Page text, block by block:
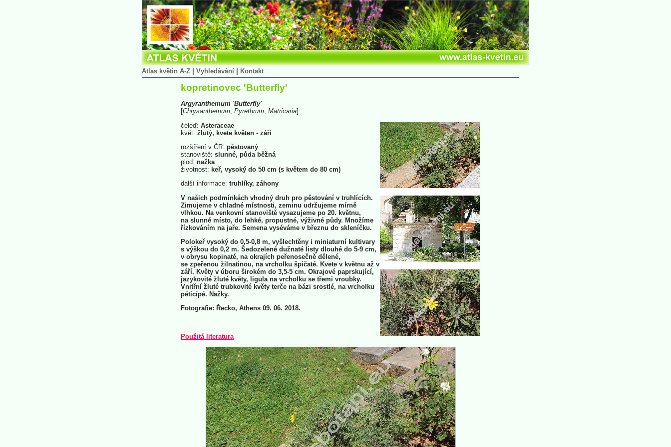
Atlas květin A-Z Vyhledávání Kontakt
kopretinovec 'Butterfly'
Argyranthemum 'Butterfly'
[Chrysanthemum, Pyrethrum, Matricaria]
čeleď: Asteraceae
květ: žlutý, kvete květen - září
rozšíření v ČR: pěstovaný
stanoviště: slunné, půda běžná
plod: nažka
životnost: keř, vysoký do 50 cm (s květem do 80 cm)
další informace: truhlíky, záhony
V našich podmínkách vhodný druh pro pěstování v truhlících.
Zimujeme v chladné místnosti, zeminu udržujeme mírně
vlhkou. Na venkovní stanoviště vysazujeme po 20. květnu,
na slunné místo, do lehké, propustné, výživné půdy. Množíme
řízkováním na jaře. Semena vyséváme v březnu do skleníčku.
Polokeř vysoký do 0,5-0,8 m, vyšlechtěny i miniaturní kultivary
s výškou do 0,2 m. Šedozelené dužnaté listy dlouhé do 5-9 cm,
v obrysu kopinaté, na okrajích peřenosečně dělené,
se zpeřenou žilnatinou, na vrcholku špičaté. Kvete v květnu až v
září. Květy v úboru širokém do 3,5-5 cm. Okrajové paprskující,
jazykovité žluté květy, ligula na vrcholku se třemi vroubky.
Vnitřní žluté trubkovité květy terče na bázi srostlé, na vrcholku
pěticípé. Nažky.
Fotografie: Řecko, Athens 09. 06. 2018.
Použitá literatura